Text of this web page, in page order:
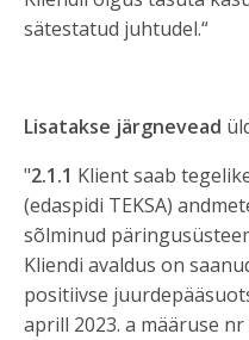
sätestatud juhtudel.“
Lisatakse järgnevead
"2.1.1 Klient saab
(edaspidi TEKSA)
sõlminud
Kliendi avaldus on
positiivse
aprill 2023. a määruse